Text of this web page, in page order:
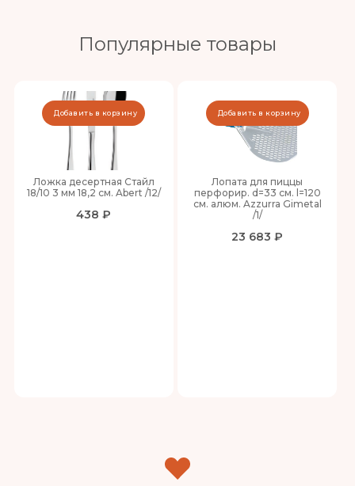
Популярные товары
Ложка десертная Стайл
18/10 3 мм 18,2 см. Abert /12/
438 ₽
Добавить в корзину
Лопата для пиццы
перфорир. d=33 см. l=120
см. алюм. Azzurra Gimetal
/1/
23 683 ₽
Добавить в корзину